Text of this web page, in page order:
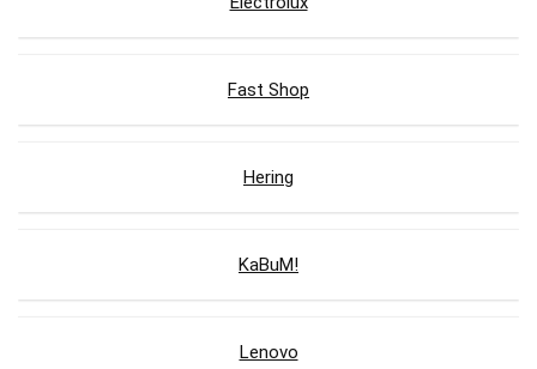
Fast Shop
Hering
KaBuM!
Lenovo